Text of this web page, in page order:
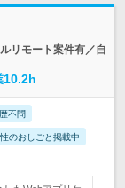
リモート案件有／自
10.2h
不問
のおしごと掲載中